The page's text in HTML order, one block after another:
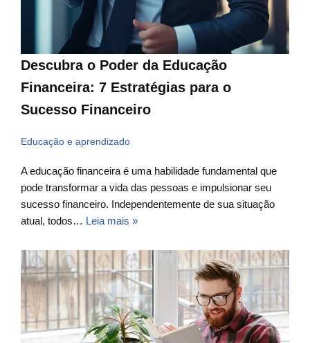
Descubra o Poder da Educação
Financeira: 7 Estratégias para o
Sucesso Financeiro
Educação e aprendizado
A educação financeira é uma habilidade fundamental que
pode transformar a vida das pessoas e impulsionar seu
sucesso financeiro. Independentemente de sua situação
atual, todos… Leia mais »